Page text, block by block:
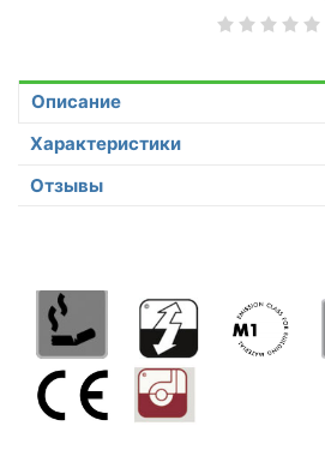
Описание
Характеристики
Отзывы